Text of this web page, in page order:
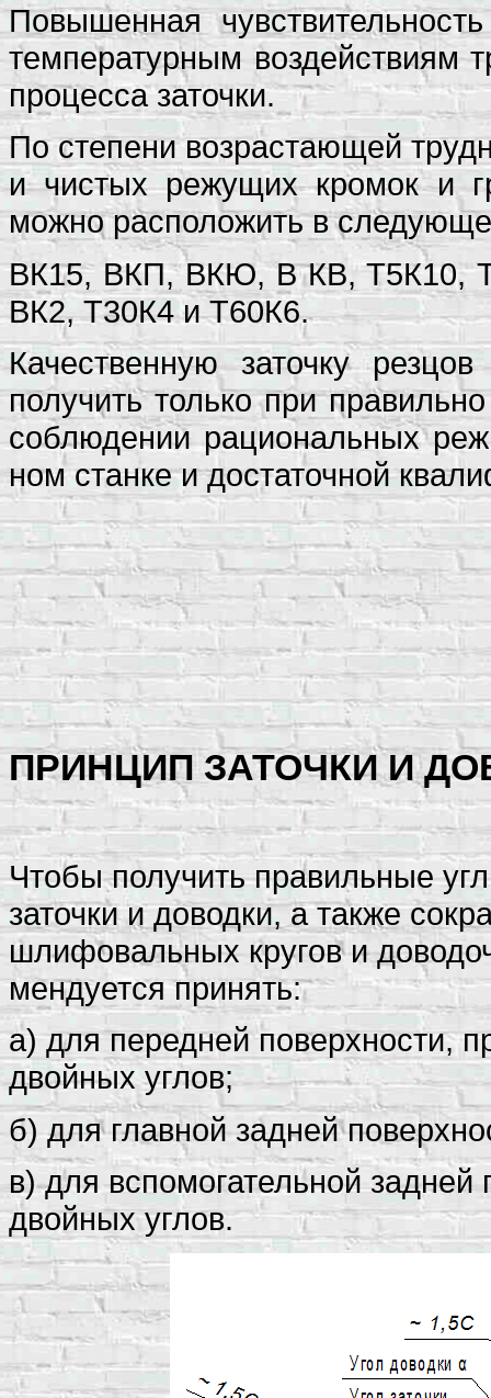
Повышенная
температурным воздействиям
процесса заточки.
По степени возрастающей
и чистых режущих кромок и
можно расположить в
ВК15, ВКП, ВКЮ, В КВ, Т5К10,
ВК2, Т30К4 и Т60К6.
Качественную заточку
получить только при
соблюдении рациональных
ном станке и достаточной
ПРИНЦИП ЗАТОЧКИ И
Чтобы получить правильные
заточки и доводки, а также
шлифовальных кругов и
мендуется принять:
а) для передней поверхности,
двойных углов;
б) для главной задней
в) для вспомогательной
двойных углов.